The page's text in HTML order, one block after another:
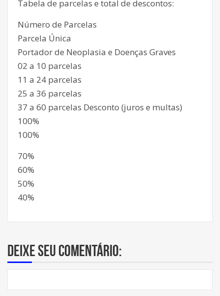
Tabela de parcelas e total de descontos:
Número de Parcelas
Parcela Única
Portador de Neoplasia e Doenças Graves
02 a 10 parcelas
11 a 24 parcelas
25 a 36 parcelas
37 a 60 parcelas Desconto (juros e multas)
100%
100%
70%
60%
50%
40%
Deixe seu comentário: